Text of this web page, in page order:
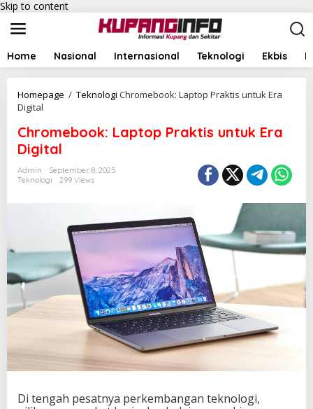
Skip to content
Home Nasional Internasional Teknologi Ekbis
Homepage / Teknologi Chromebook: Laptop Praktis untuk Era
Digital
Chromebook: Laptop Praktis untuk Era
Digital
Admin
September 8, 2025
Teknologi
299 Views
Di tengah pesatnya perkembangan teknologi,